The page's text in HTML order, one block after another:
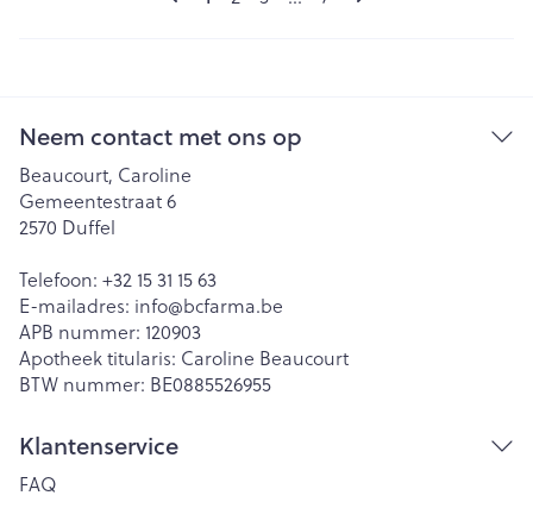
Neem contact met ons op
Beaucourt, Caroline
Gemeentestraat 6
2570 Duffel
Telefoon: +32 15 31 15 63
E-mailadres: info@bcfarma.be
APB nummer: 120903
Apotheek titularis: Caroline Beaucourt
BTW nummer: BE0885526955
Klantenservice
FAQ